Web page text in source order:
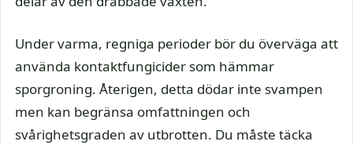
Under varma, regniga perioder bör du överväga att
använda kontaktfungicider som hämmar
sporgroning. Återigen, detta dödar inte svampen
men kan begränsa omfattningen och
svårighetsgraden av utbrotten. Du måste täcka